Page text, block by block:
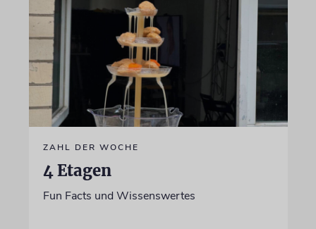
ZAHL DER WOCHE
4 Etagen
Fun Facts und Wissenswertes